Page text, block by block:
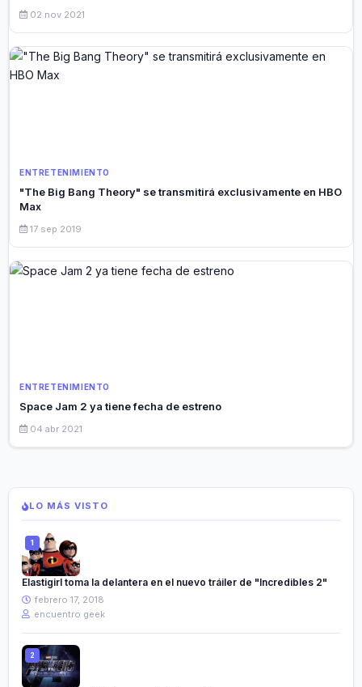
02 nov 2021
ENTRETENIMIENTO
"The Big Bang Theory" se transmitirá exclusivamente en HBO
Max
17 sep 2019
ENTRETENIMIENTO
Space Jam 2 ya tiene fecha de estreno
04 abr 2021
LO MÁS VISTO
Elastigirl toma la delantera en el nuevo tráiler de "Incredibles 2"
febrero 17, 2018
encuentro geek